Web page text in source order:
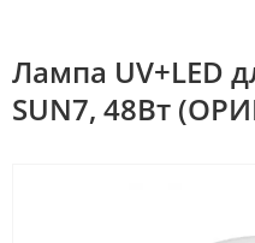
Лампа UV+LED
SUN7, 48Вт